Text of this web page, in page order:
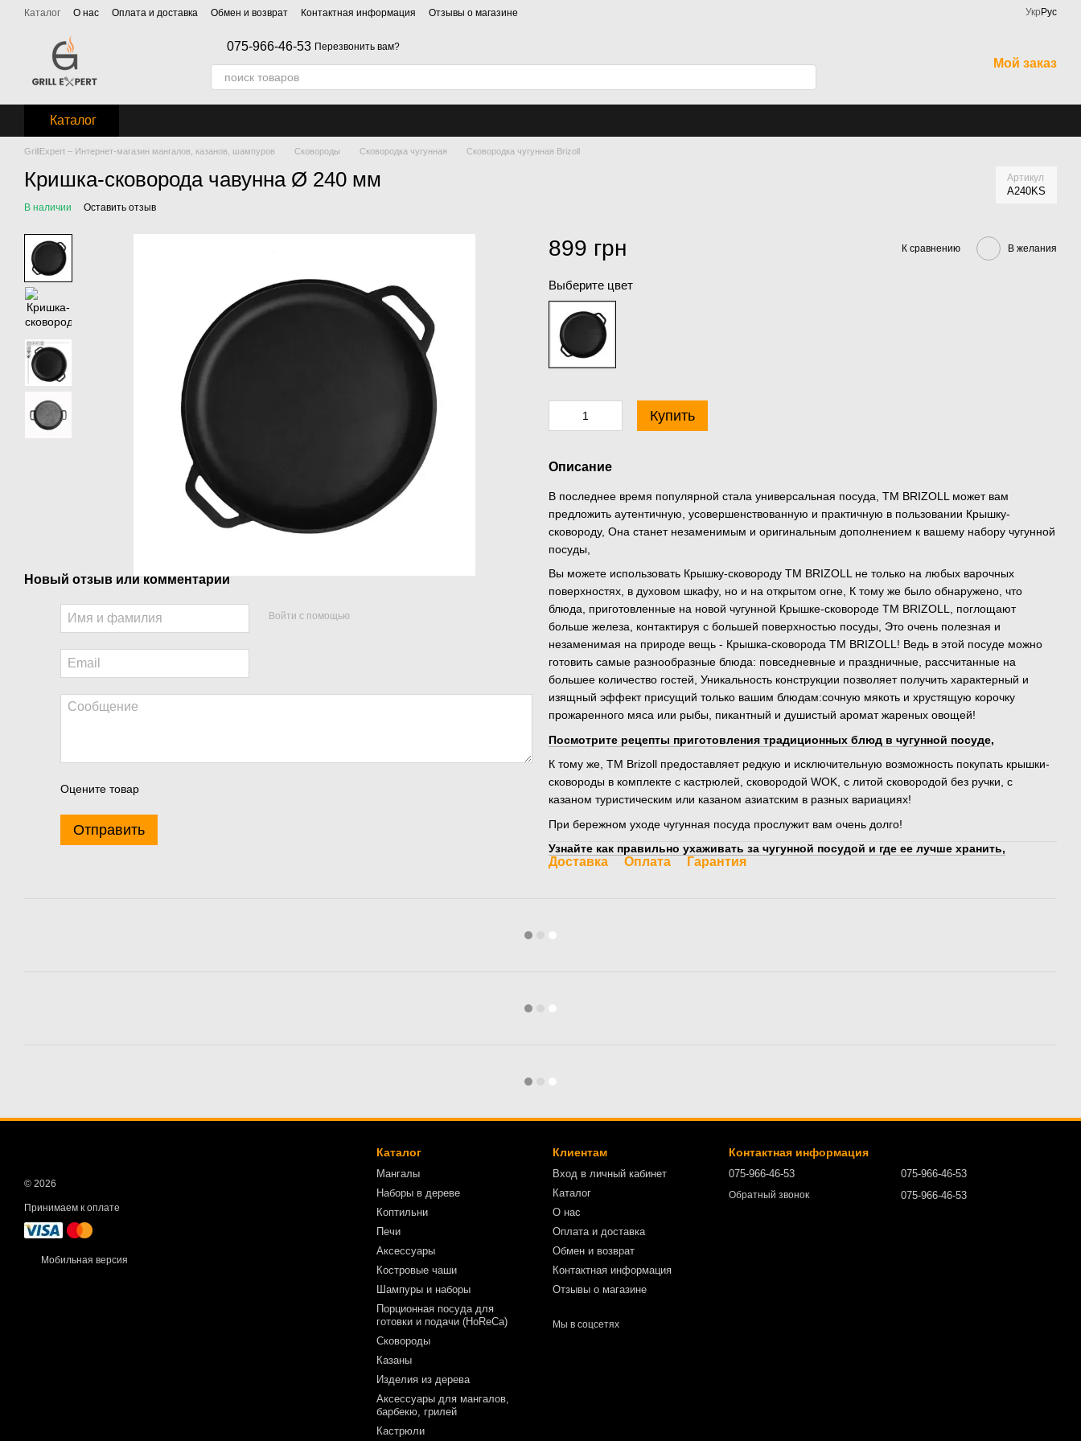
Перейти к основному контенту
Каталог О нас Оплата и доставка Обмен и возврат Контактная информация Отзывы о магазине Укр Рус
075-966-46-53 Перезвонить вам?
Мой заказ
Каталог
GrillExpert – Интернет-магазин мангалов, казанов, шампуров Сковороды Сковородка чугунная Сковородка чугунная Brizoll
Кришка-сковорода чавунна Ø 240 мм Артикул
A240KS
В наличии Оставить отзыв
Новый отзыв или комментарий
Войти с помощью
Оцените товар
Отправить
899 грн К сравнению В желания
Выберите цвет
Купить
Описание
В последнее время популярной стала универсальная посуда, ТМ BRIZOLL может вам
предложить аутентичную, усовершенствованную и практичную в пользовании Крышку-
сковороду, Она станет незаменимым и оригинальным дополнением к вашему набору чугунной
посуды,
Вы можете использовать Крышку-сковороду ТМ BRIZOLL не только на любых варочных
поверхностях, в духовом шкафу, но и на открытом огне, К тому же было обнаружено, что
блюда, приготовленные на новой чугунной Крышке-сковороде TM BRIZOLL, поглощают
больше железа, контактируя с большей поверхностью посуды, Это очень полезная и
незаменимая на природе вещь - Крышка-сковорода ТМ BRIZOLL! Ведь в этой посуде можно
готовить самые разнообразные блюда: повседневные и праздничные, рассчитанные на
большее количество гостей, Уникальность конструкции позволяет получить характерный и
изящный эффект присущий только вашим блюдам:сочную мякоть и хрустящую корочку
прожаренного мяса или рыбы, пикантный и душистый аромат жареных овощей!
Посмотрите рецепты приготовления традиционных блюд в чугунной посуде,
К тому же, ТМ Brizoll предоставляет редкую и исключительную возможность покупать крышки-
сковороды в комплекте с кастрюлей, сковородой WOK, с литой сковородой без ручки, с
казаном туристическим или казаном азиатским в разных вариациях!
При бережном уходе чугунная посуда прослужит вам очень долго!
Узнайте как правильно ухаживать за чугунной посудой и где ее лучше хранить,
Доставка Оплата Гарантия
© 2026
Принимаем к оплате
Мобильная версия
Каталог
Мангалы
Наборы в дереве
Коптильни
Печи
Аксессуары
Костровые чаши
Шампуры и наборы
Порционная посуда для
готовки и подачи (HoReCa)
Сковороды
Казаны
Изделия из дерева
Аксессуары для мангалов,
барбекю, грилей
Кастрюли
Клиентам
Вход в личный кабинет
Каталог
О нас
Оплата и доставка
Обмен и возврат
Контактная информация
Отзывы о магазине
Мы в соцсетях
Контактная информация
075-966-46-53
Обратный звонок
075-966-46-53
075-966-46-53